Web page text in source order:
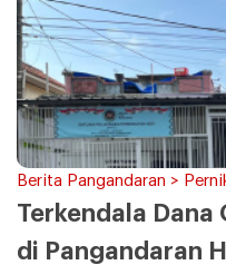
Berita Pangandaran >
Terkendala Dana
di Pangandaran